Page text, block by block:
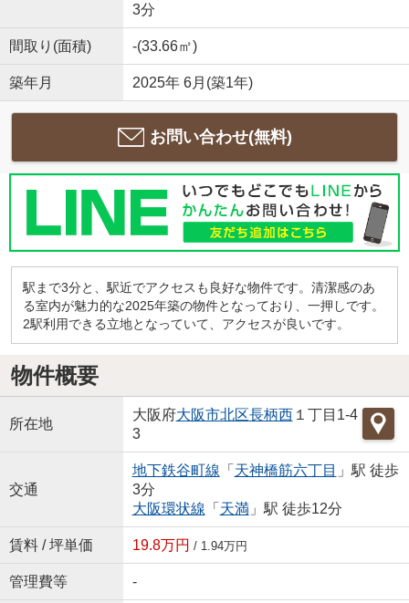
3分
間取り(面積) -(33.66㎡)
築年月 2025年 6月(築1年)
お問い合わせ(無料)
駅まで3分と、駅近でアクセスも良好な物件です。清潔感のあ
る室内が魅力的な2025年築の物件となっており、一押しです。
2駅利用できる立地となっていて、アクセスが良いです。
物件概要
所在地
大阪府大阪市北区長柄西１丁目1-4
3
交通
地下鉄谷町線 「 天神橋筋六丁目 」駅 徒歩
3分
大阪環状線 「 天満」駅 徒歩12分
賃料 / 坪単価 19.8万円 / 1.94万円
管理費等 -